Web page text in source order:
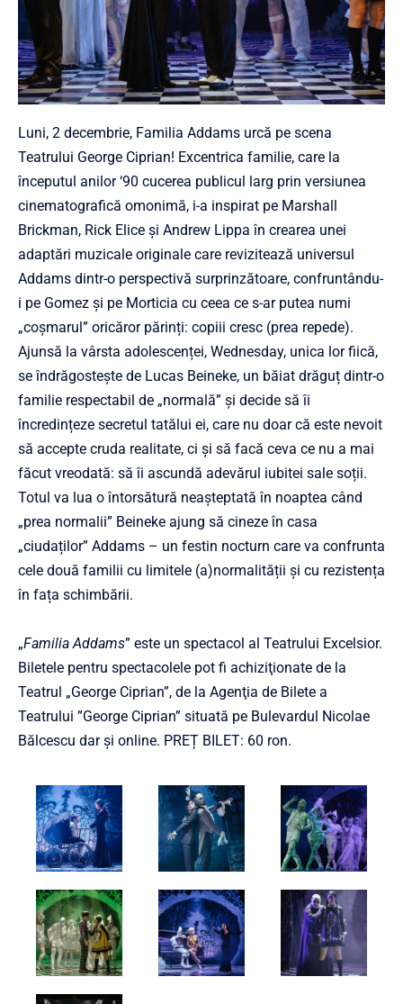
Luni, 2 decembrie, Familia Addams urcă pe scena
Teatrului George Ciprian! Excentrica familie, care la
începutul anilor ‘90 cucerea publicul larg prin versiunea
cinematografică omonimă, i-a inspirat pe Marshall
Brickman, Rick Elice și Andrew Lippa în crearea unei
adaptări muzicale originale care revizitează universul
Addams dintr-o perspectivă surprinzătoare, confruntându-
i pe Gomez și pe Morticia cu ceea ce s-ar putea numi
„coșmarul” oricăror părinți: copiii cresc (prea repede).
Ajunsă la vârsta adolescenței, Wednesday, unica lor fiică,
se îndrăgostește de Lucas Beineke, un băiat drăguț dintr-o
familie respectabil de „normală” și decide să îi
încredințeze secretul tatălui ei, care nu doar că este nevoit
să accepte cruda realitate, ci și să facă ceva ce nu a mai
făcut vreodată: să îi ascundă adevărul iubitei sale soții.
Totul va lua o întorsătură neașteptată în noaptea când
„prea normalii” Beineke ajung să cineze în casa
„ciudaților” Addams – un festin nocturn care va confrunta
cele două familii cu limitele (a)normalității și cu rezistența
în fața schimbării.
„Familia Addams” este un spectacol al Teatrului Excelsior.
Biletele pentru spectacolele pot fi achiziţionate de la
Teatrul „George Ciprian”, de la Agenţia de Bilete a
Teatrului ”George Ciprian” situată pe Bulevardul Nicolae
Bălcescu dar și online. PREȚ BILET: 60 ron.